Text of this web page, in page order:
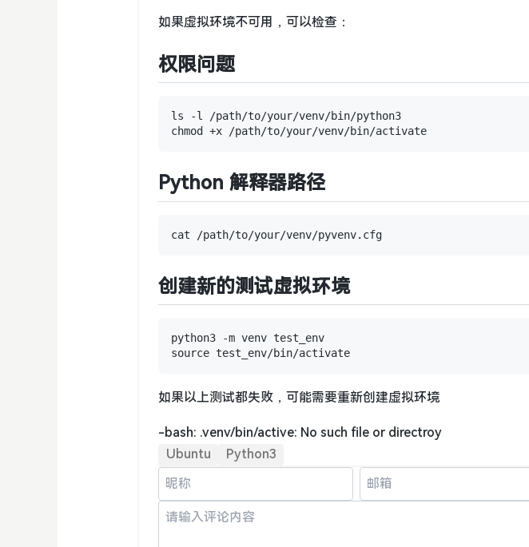
如果虚拟环境不可用，可以检查：
权限问题
ls -l /path/to/your/venv/bin/python3
Python 解释器路径
创建新的测试虚拟环境
python3 -m venv test_env
如果以上测试都失败，可能需要重新创建虚拟环境
-bash: .venv/bin/active: No such file or directroy
Ubuntu
Python3